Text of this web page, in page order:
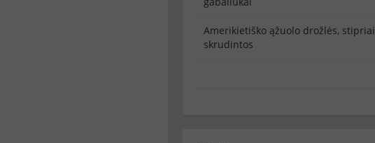
Amerikietiško ąžuolo drožlės, stipriai
skrudintos